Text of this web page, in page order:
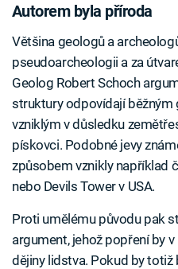
Autorem byla příroda
Většina geologů a
pseudoarcheologii a za
Geolog Robert Schoch
struktury odpovídají
vzniklým v důsledku
pískovci. Podobné jevy
způsobem vznikly například
nebo Devils Tower v USA.
Proti umělému původu pak
argument, jehož popření by
dějiny lidstva. Pokud by